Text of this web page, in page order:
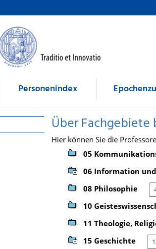
Personenindex
Über Fachgebiete
Hier können Sie die
05
06 Information
08 Philosophie
10
11 Theologie,
15 Geschichte